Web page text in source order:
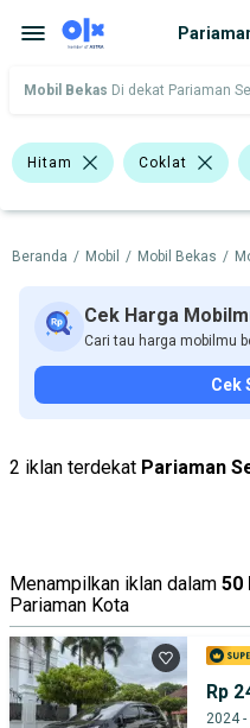
Mobil Bekas Di dekat Pariaman
Hitam Coklat
Minibus Double
Convertible Suzuki
Suzuki Carry Hyundai
Tipe Bodi Tipe
Beranda / Mobil / Mobil Bekas /
Cek Harga
Cari tau harga mobilmu
Cek
2 iklan terdekat Pariaman
Menampilkan iklan dalam 50
Pariaman Kota
Rp
2024